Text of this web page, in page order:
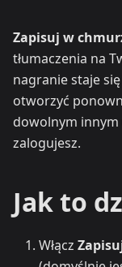
Zapisuj w
tłumaczenia na
nagranie staje
otworzyć
dowolnym
zalogujesz.
Jak to
Włącz